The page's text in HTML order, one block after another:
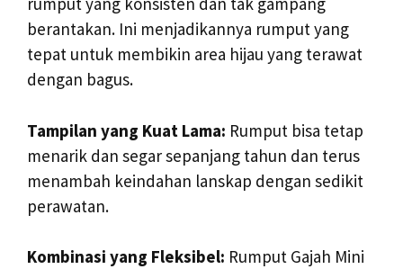
berantakan. Ini menjadikannya rumput yang
tepat untuk membikin area hijau yang terawat
dengan bagus.
Tampilan yang Kuat Lama: Rumput bisa tetap
menarik dan segar sepanjang tahun dan terus
menambah keindahan lanskap dengan sedikit
perawatan.
Kombinasi yang Fleksibel: Rumput Gajah Mini